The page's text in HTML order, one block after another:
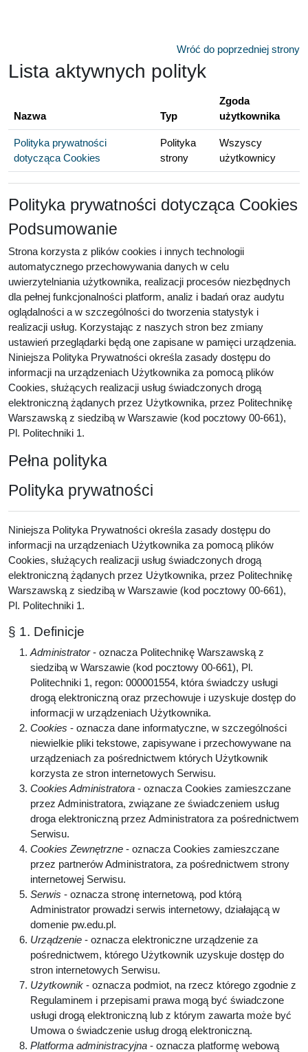
Wróć do poprzedniej strony
Lista aktywnych polityk
Nazwa Typ
Zgoda
użytkownika
Polityka prywatności
dotycząca Cookies
Polityka
strony
Wszyscy
użytkownicy
Polityka prywatności dotycząca Cookies
Podsumowanie
Strona korzysta z plików cookies i innych technologii
automatycznego przechowywania danych w celu
uwierzytelniania użytkownika, realizacji procesów niezbędnych
dla pełnej funkcjonalności platform, analiz i badań oraz audytu
oglądalności a w szczególności do tworzenia statystyk i
realizacji usług. Korzystając z naszych stron bez zmiany
ustawień przeglądarki będą one zapisane w pamięci urządzenia.
Niniejsza Polityka Prywatności określa zasady dostępu do
informacji na urządzeniach Użytkownika za pomocą plików
Cookies, służących realizacji usług świadczonych drogą
elektroniczną żądanych przez Użytkownika, przez Politechnikę
Warszawską z siedzibą w Warszawie (kod pocztowy 00-661),
Pl. Politechniki 1.
Pełna polityka
Polityka prywatności
Niniejsza Polityka Prywatności określa zasady dostępu do
informacji na urządzeniach Użytkownika za pomocą plików
Cookies, służących realizacji usług świadczonych drogą
elektroniczną żądanych przez Użytkownika, przez Politechnikę
Warszawską z siedzibą w Warszawie (kod pocztowy 00-661),
Pl. Politechniki 1.
§ 1. Definicje
Administrator- oznacza Politechnikę Warszawską z
siedzibą w Warszawie (kod pocztowy 00-661), Pl.
Politechniki 1, regon: 000001554, która świadczy usługi
drogą elektroniczną oraz przechowuje i uzyskuje dostęp do
informacji w urządzeniach Użytkownika.
Cookies - oznacza dane informatyczne, w szczególności
niewielkie pliki tekstowe, zapisywane i przechowywane na
urządzeniach za pośrednictwem których Użytkownik
korzysta ze stron internetowych Serwisu.
Cookies Administratora - oznacza Cookies zamieszczane
przez Administratora, związane ze świadczeniem usług
droga elektroniczną przez Administratora za pośrednictwem
Serwisu.
Cookies Zewnętrzne - oznacza Cookies zamieszczane
przez partnerów Administratora, za pośrednictwem strony
internetowej Serwisu.
Serwis - oznacza stronę internetową, pod którą
Administrator prowadzi serwis internetowy, działającą w
domenie pw.edu.pl.
Urządzenie - oznacza elektroniczne urządzenie za
pośrednictwem, którego Użytkownik uzyskuje dostęp do
stron internetowych Serwisu.
Użytkownik - oznacza podmiot, na rzecz którego zgodnie z
Regulaminem i przepisami prawa mogą być świadczone
usługi drogą elektroniczną lub z którym zawarta może być
Umowa o świadczenie usług drogą elektroniczną.
Platforma administracyjna - oznacza platformę webową